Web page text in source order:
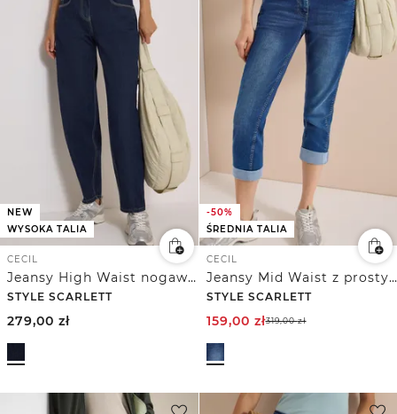
NEW
WYSOKA TALIA
CECIL
Jeansy High Waist nogawkami w stylu barrel w stylu Loose Fit
STYLE SCARLETT
279,00 zł
-50%
ŚREDNIA TALIA
CECIL
Jeansy Mid Waist z prostymi nogawkami w stylu Casual Fit
STYLE SCARLETT
159,00 zł319,00zł